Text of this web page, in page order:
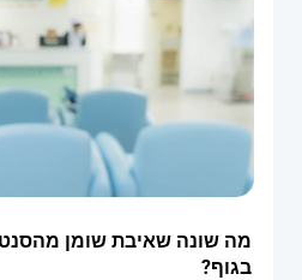
מה שונה שאיבת שומן
בגוף?